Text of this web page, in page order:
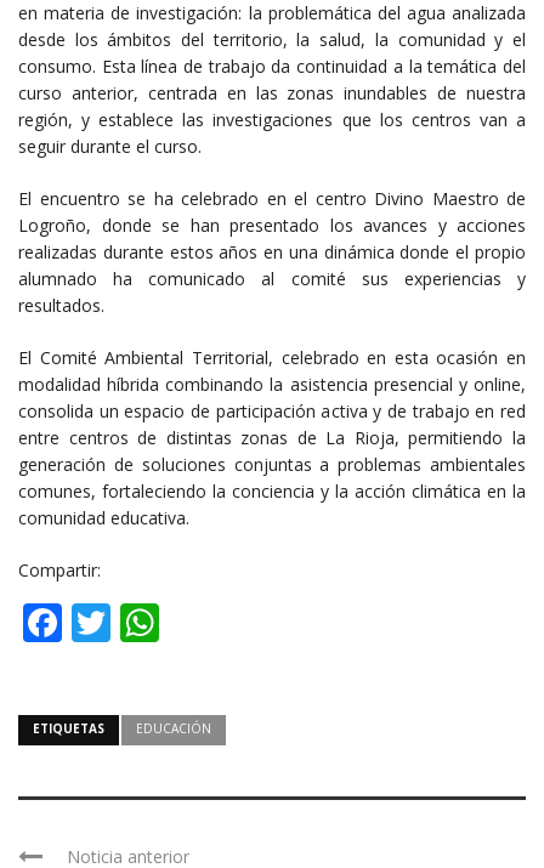
en materia de investigación: la problemática del agua analizada
desde los ámbitos del territorio, la salud, la comunidad y el
consumo. Esta línea de trabajo da continuidad a la temática del
curso anterior, centrada en las zonas inundables de nuestra
región, y establece las investigaciones que los centros van a
seguir durante el curso.
El encuentro se ha celebrado en el centro Divino Maestro de
Logroño, donde se han presentado los avances y acciones
realizadas durante estos años en una dinámica donde el propio
alumnado ha comunicado al comité sus experiencias y
resultados.
El Comité Ambiental Territorial, celebrado en esta ocasión en
modalidad híbrida combinando la asistencia presencial y online,
consolida un espacio de participación activa y de trabajo en red
entre centros de distintas zonas de La Rioja, permitiendo la
generación de soluciones conjuntas a problemas ambientales
comunes, fortaleciendo la conciencia y la acción climática en la
comunidad educativa.
Compartir:
Facebook
Twitter
ETIQUETAS EDUCACIÓN
Noticia anterior